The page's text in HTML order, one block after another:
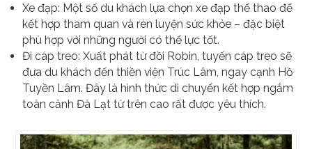
Xe đạp: Một số du khách lựa chọn xe đạp thể thao để
kết hợp tham quan và rèn luyện sức khỏe – đặc biệt
phù hợp với những người có thể lực tốt.
Đi cáp treo: Xuất phát từ đồi Robin, tuyến cáp treo sẽ
đưa du khách đến thiền viện Trúc Lâm, ngay cạnh Hồ
Tuyền Lâm. Đây là hình thức di chuyển kết hợp ngắm
toàn cảnh Đà Lạt từ trên cao rất được yêu thích.